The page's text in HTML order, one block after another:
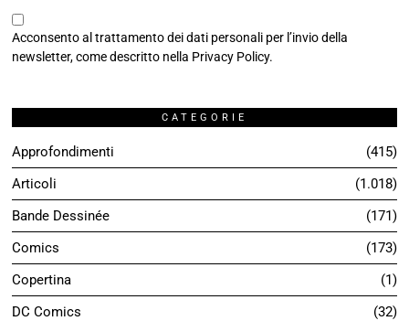
Acconsento al trattamento dei dati personali per l’invio della
newsletter, come descritto nella Privacy Policy.
CATEGORIE
Approfondimenti
415
Articoli
1.018
Bande Dessinée
171
Comics
173
Copertina
1
DC Comics
32